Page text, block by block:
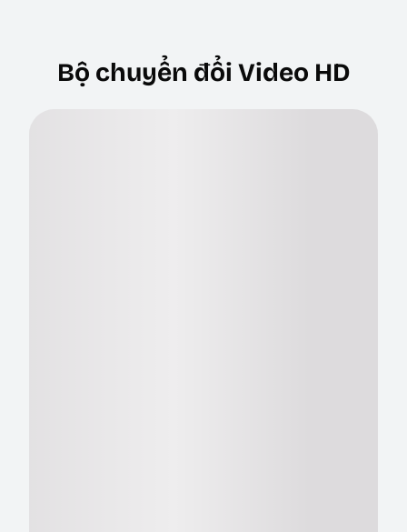
Bộ chuyển đổi Video HD